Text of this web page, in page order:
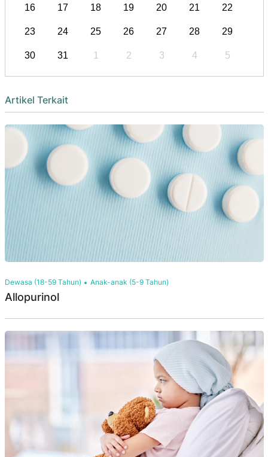
16 17 18 19 20 21 22
23 24 25 26 27 28 29
30 31 1 2 3 4 5
Artikel Terkait
Dewasa (18-59 Tahun) Anak-anak (5-9 Tahun)
Allopurinol